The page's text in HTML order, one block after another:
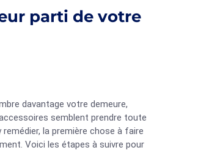
parti de votre
davantage votre demeure,
semblent prendre toute
remédier, la première chose à faire
Voici les étapes à suivre pour